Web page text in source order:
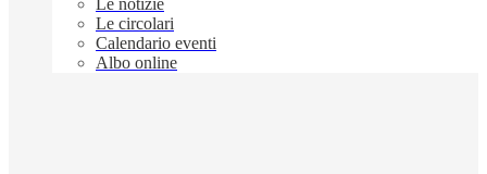
Le notizie
Le circolari
Calendario eventi
Albo online